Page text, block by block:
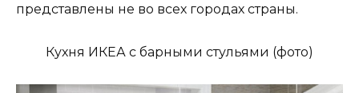
представлены не во всех городах страны.
Кухня ИКЕА с барными стульями (фото)